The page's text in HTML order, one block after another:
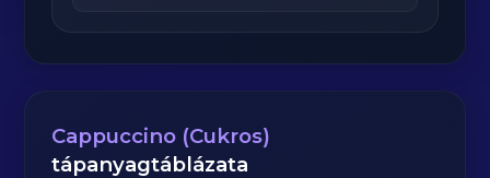
Cappuccino (Cukros)
tápanyagtáblázata